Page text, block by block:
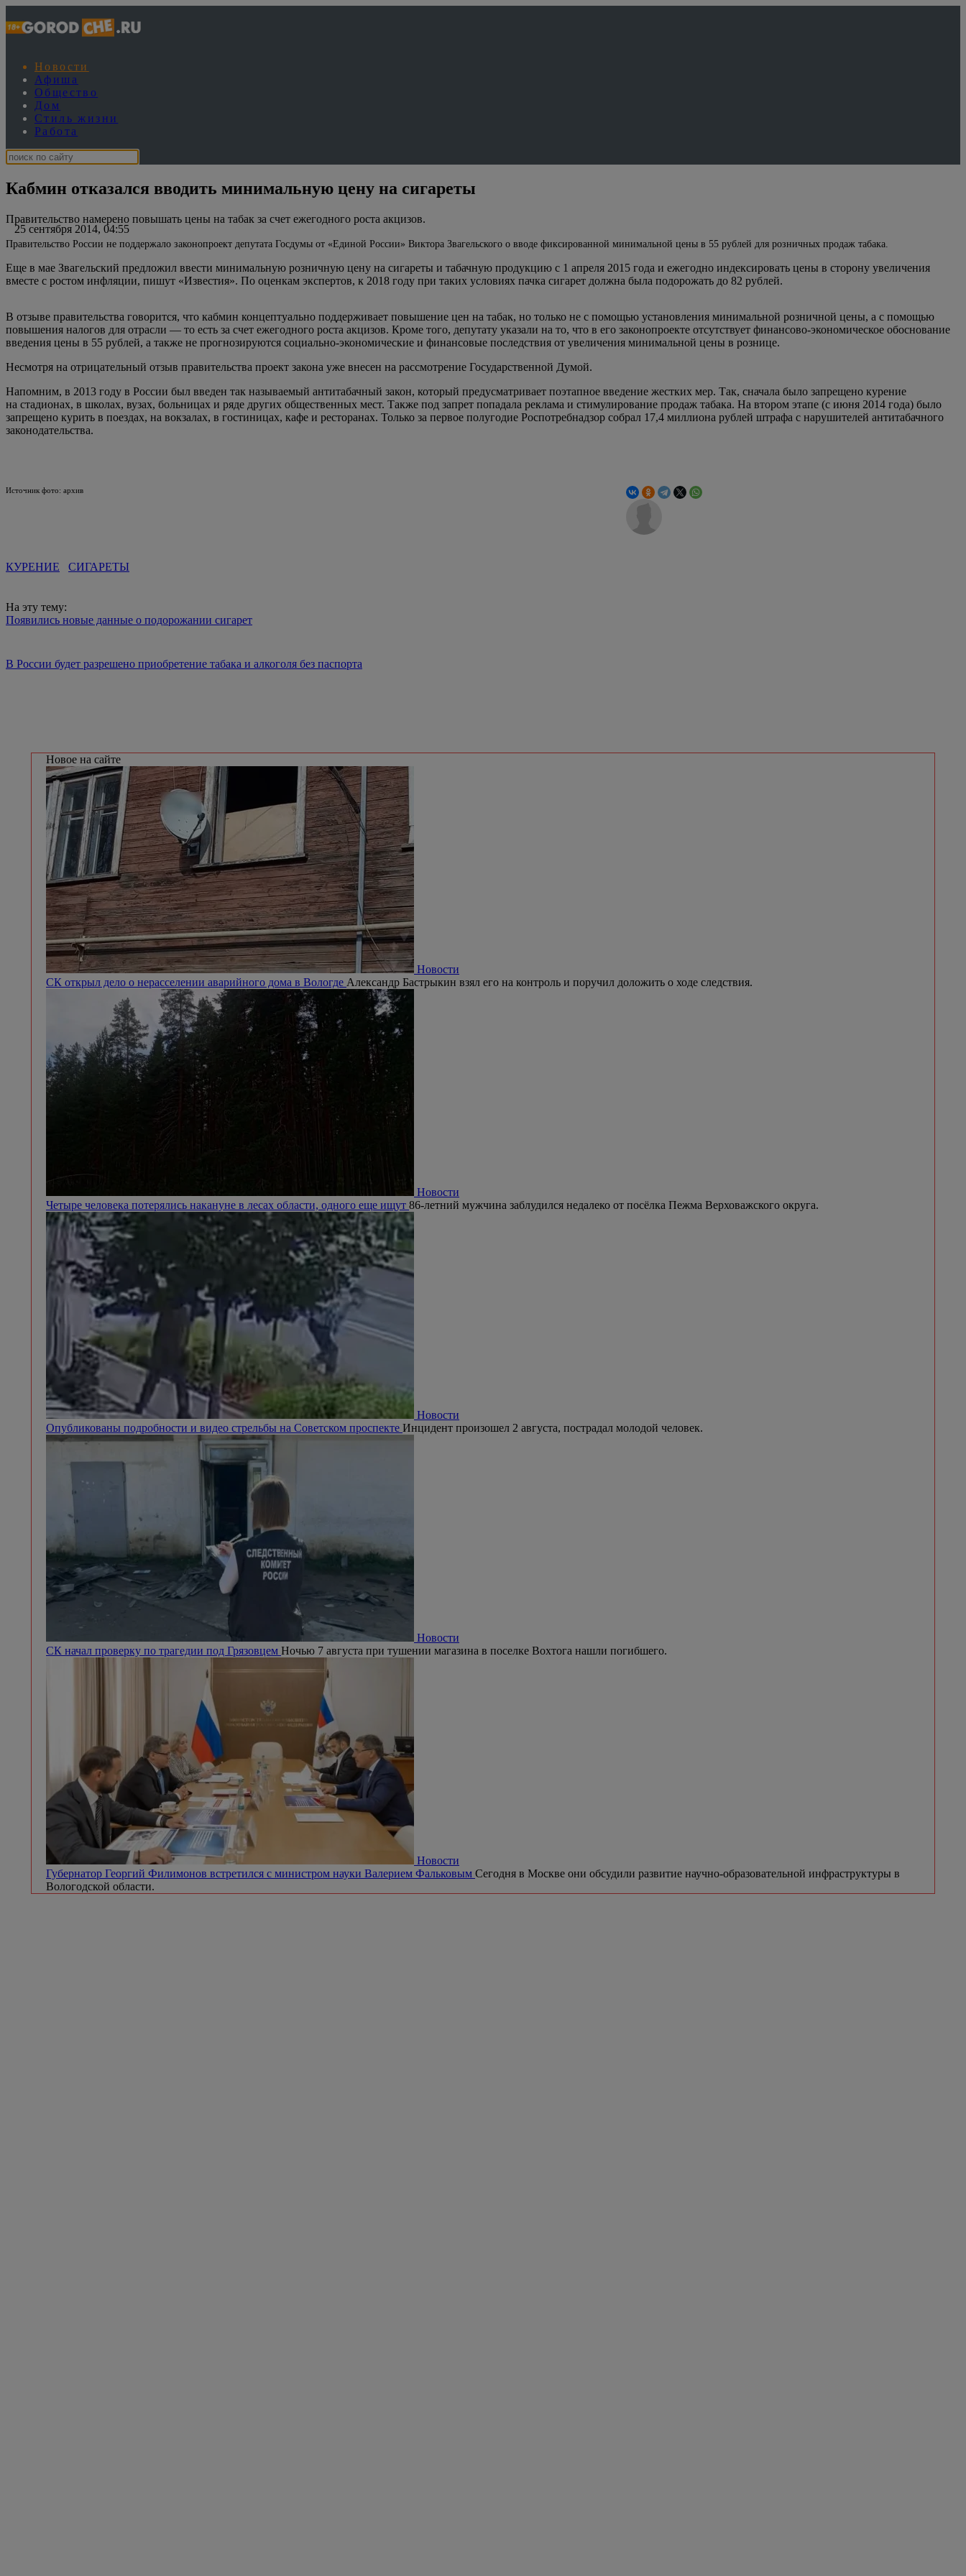
Новости
Афиша
Общество
Дом
Стиль жизни
Работа
Кабмин отказался вводить минимальную цену на сигареты
25 сентября 2014, 04:55
Правительство намерено повышать цены на табак за счет ежегодного роста акцизов.
Правительство России не поддержало законопроект депутата Госдумы от «Единой России» Виктора Звагельского о вводе фиксированной минимальной цены в 55 рублей для розничных продаж табака.
Еще в мае Звагельский предложил ввести минимальную розничную цену на сигареты и табачную продукцию с 1 апреля 2015 года и ежегодно индексировать цены в сторону увеличения
вместе с ростом инфляции, пишут «Известия». По оценкам экспертов, к 2018 году при таких условиях пачка сигарет должна была подорожать до 82 рублей.
В отзыве правительства говорится, что кабмин концептуально поддерживает повышение цен на табак, но только не с помощью установления минимальной розничной цены, а с помощью
повышения налогов для отрасли — то есть за счет ежегодного роста акцизов. Кроме того, депутату указали на то, что в его законопроекте отсутствует финансово-экономическое обоснование
введения цены в 55 рублей, а также не прогнозируются социально-экономические и финансовые последствия от увеличения минимальной цены в рознице.
Несмотря на отрицательный отзыв правительства проект закона уже внесен на рассмотрение Государственной Думой.
Напомним, в 2013 году в России был введен так называемый антитабачный закон, который предусматривает поэтапное введение жестких мер. Так, сначала было запрещено курение
на стадионах, в школах, вузах, больницах и ряде других общественных мест. Также под запрет попадала реклама и стимулирование продаж табака. На втором этапе (с июня 2014 года) было
запрещено курить в поездах, на вокзалах, в гостиницах, кафе и ресторанах. Только за первое полугодие Роспотребнадзор собрал 17,4 миллиона рублей штрафа с нарушителей антитабачного
законодательства.
Источник фото: архив
КУРЕНИЕ СИГАРЕТЫ
На эту тему:
Появились новые данные о подорожании сигарет
В России будет разрешено приобретение табака и алкоголя без паспорта
Новое на сайте
Новости
СК открыл дело о нерасселении аварийного дома в Вологде Александр Бастрыкин взял его на контроль и поручил доложить о ходе следствия.
Новости
Четыре человека потерялись накануне в лесах области, одного еще ищут 86-летний мужчина заблудился недалеко от посёлка Пежма Верховажского округа.
Новости
Опубликованы подробности и видео стрельбы на Советском проспекте Инцидент произошел 2 августа, пострадал молодой человек.
Новости
СК начал проверку по трагедии под Грязовцем Ночью 7 августа при тушении магазина в поселке Вохтога нашли погибшего.
Новости
Губернатор Георгий Филимонов встретился с министром науки Валерием Фальковым Сегодня в Москве они обсудили развитие научно-образовательной инфраструктуры в
Вологодской области.